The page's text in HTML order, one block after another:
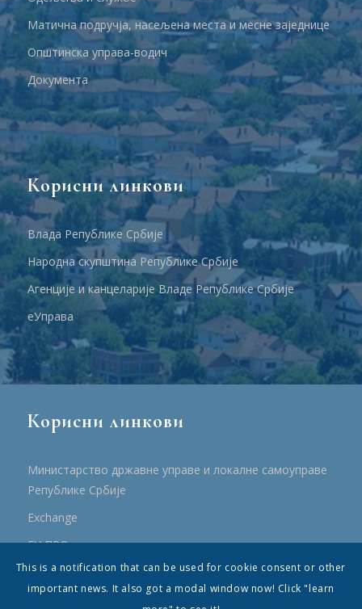
Матична подручја, насељена места и месне заједнице
Општинска управа-водич
Документа
Корисни линкови
Влада Републике Србије
Народна скупштина Републике Србије
Агенције и канцеларије Владе Републике Србије
еУправа
Корисни линкови
Министарство државне управе и локалне самоуправе
Републике Србије
Еxchange
ЕУ ПРО
ПРРР
This is a notification that can be used for cookie consent or other
important news. It also got a modal window now! Click "learn